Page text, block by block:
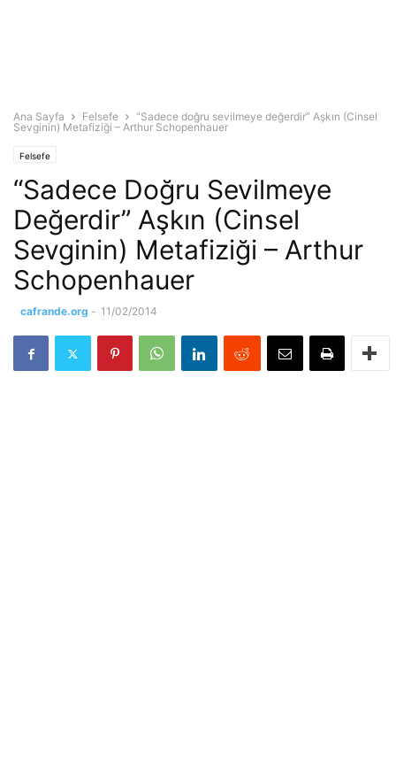
Ana Sayfa Felsefe
“Sadece doğru sevilmeye değerdir” Aşkın (Cinsel
Sevginin) Metafiziği – Arthur Schopenhauer
Felsefe
“Sadece Doğru Sevilmeye
Değerdir” Aşkın (Cinsel
Sevginin) Metafiziği – Arthur
Schopenhauer
cafrande.org - 11/02/2014